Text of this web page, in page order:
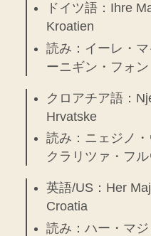
ドイツ語：Ihre
Kroatien
読み：イーレ・
ーニギン・フォ
クロアチア語：
Hrvatske
読み：ニェジノ
クラリツァ・フ
英語/US：Her
Croatia
読み：ハー・マ